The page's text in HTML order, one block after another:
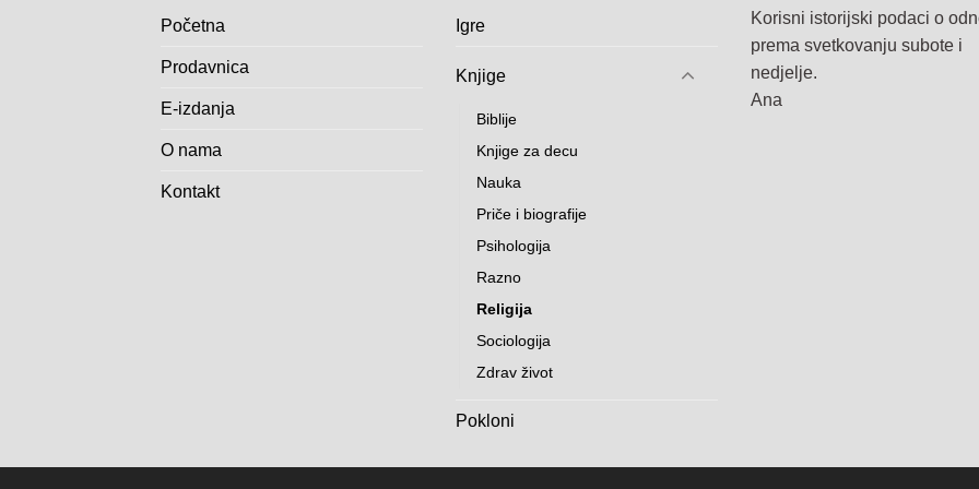
Početna
Prodavnica
E-izdanja
O nama
Kontakt
Igre
Knjige
Biblije
Knjige za decu
Nauka
Priče i biografije
Psihologija
Razno
Religija
Sociologija
Zdrav život
Pokloni
Korisni istorijski podaci o
prema svetkovanju subote i
nedjelje.
Ana